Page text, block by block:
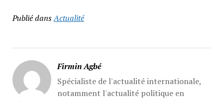
Publié dansActualité
Firmin Agbé
Spécialiste de l'actualité internationale,
notamment l'actualité politique en